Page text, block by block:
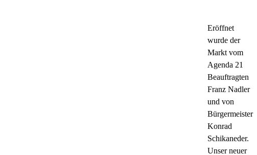
Eröffnet
wurde der
Markt vom
Agenda 21
Beauftragten
Franz Nadler
und von
Bürgermeister
Konrad
Schikaneder.
Unser neuer